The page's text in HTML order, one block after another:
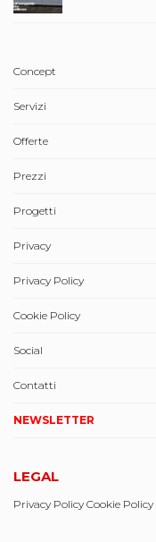
Concept
Servizi
Offerte
Prezzi
Progetti
Privacy
Privacy Policy
Cookie Policy
Social
Contatti
NEWSLETTER
LEGAL
Privacy Policy Cookie Policy